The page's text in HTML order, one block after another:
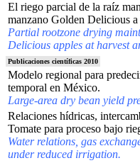
El riego parcial de la raíz
manzano Golden Delicious a
Partial rootzone drying
Delicious apples at harvest
Publicaciones científicas 2010
Modelo regional para
temporal en México.
Large-area dry bean yield
Relaciones hídricas,
Tomate para proceso bajo
Water relations, gas
under reduced irrigation.